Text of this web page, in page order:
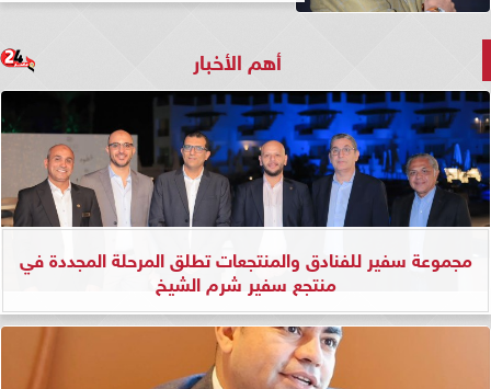
أهم الأخبار
مجموعة سفير للفنادق والمنتجعات تطلق المرحلة المجددة في
منتجع سفير شرم الشيخ